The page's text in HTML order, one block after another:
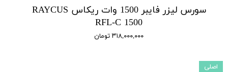
سورس لیزر فایبر 1500 وات ریکاس RAYCUS
RFL-C 1500
۳۱۸,۰۰۰,۰۰۰ تومان
اصلی